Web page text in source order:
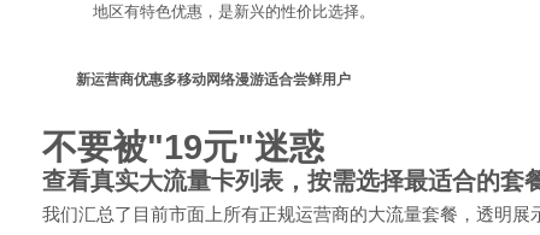
地区有特色优惠，是新兴的性价比选择。
新运营商优惠多移动网络漫游适合尝鲜用户
不要被"19元"迷惑
查看真实大流量卡列表，按需选择最适合的套
我们汇总了目前市面上所有正规运营商的大流量套餐，透明